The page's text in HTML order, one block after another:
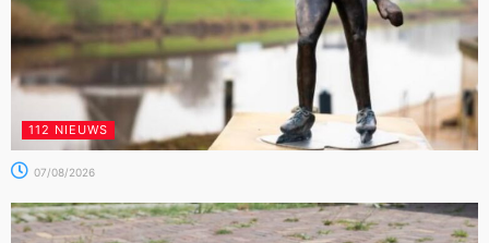
112 NIEUWS
07/08/2026